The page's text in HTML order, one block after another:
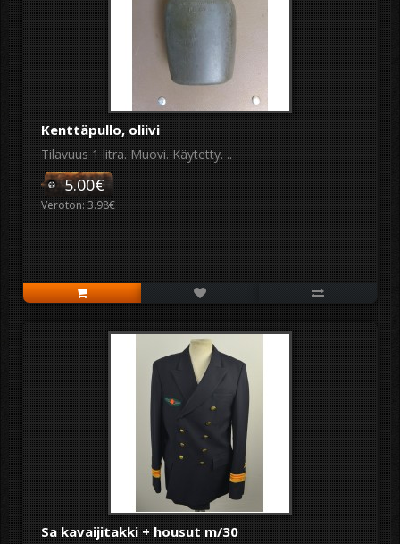
Kenttäpullo, oliivi
Tilavuus 1 litra. Muovi. Käytetty. ..
5.00€
Veroton: 3.98€
Sa kavaijitakki + housut m/30